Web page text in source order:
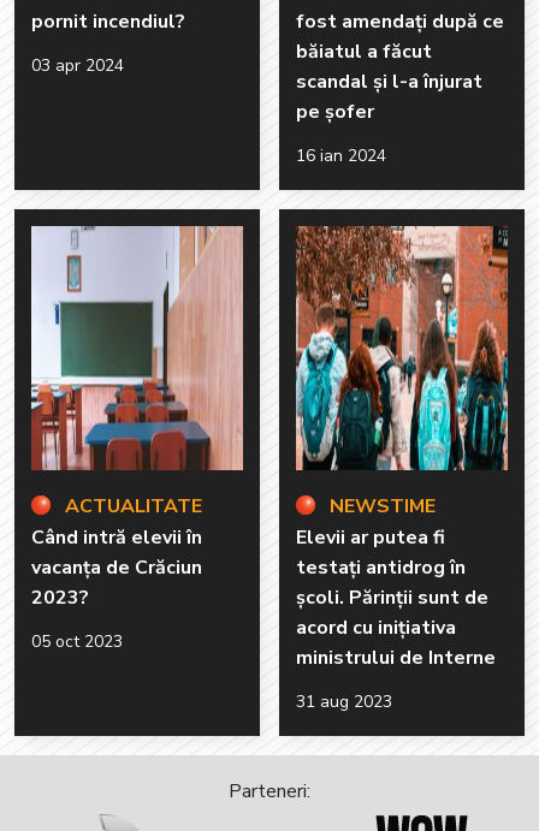
pornit incendiul?
03 apr 2024
fost amendați după ce
băiatul a făcut
scandal și l-a înjurat
pe șofer
16 ian 2024
ACTUALITATE
Când intră elevii în
vacanța de Crăciun
2023?
05 oct 2023
NEWSTIME
Elevii ar putea fi
testați antidrog în
școli. Părinții sunt de
acord cu inițiativa
ministrului de Interne
31 aug 2023
Parteneri: